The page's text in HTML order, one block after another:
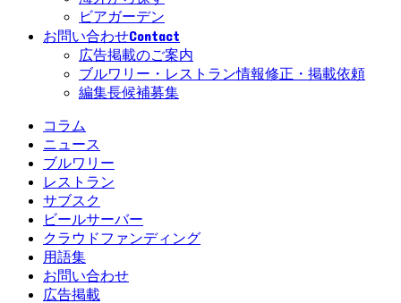
ビアガーデン
お問い合わせContact
広告掲載のご案内
ブルワリー・レストラン情報修正・掲載依頼
編集長候補募集
コラム
ニュース
ブルワリー
レストラン
サブスク
ビールサーバー
クラウドファンディング
用語集
お問い合わせ
広告掲載